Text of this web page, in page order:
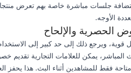
جلسات مباشرة خاصة بهم تعرض
الأوجه.
الحصرية والإلحاح
ويرجع ذلك إلى حد كبير إلى
يمكن للعلامات التجارية تقديم
فقط للمشاهدين أثناء البث. هذا يحفز